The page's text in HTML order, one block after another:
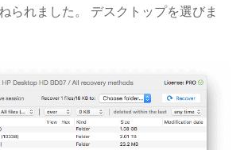
られました。 デスクトップを選びま